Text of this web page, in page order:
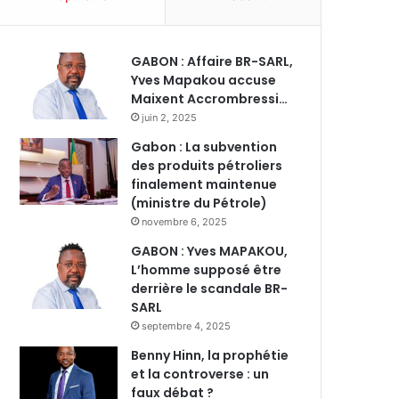
GABON : Affaire BR-SARL,
Yves Mapakou accuse
Maixent Accrombressi…
juin 2, 2025
Gabon : La subvention
des produits pétroliers
finalement maintenue
(ministre du Pétrole)
novembre 6, 2025
GABON : Yves MAPAKOU,
L’homme supposé être
derrière le scandale BR-
SARL
septembre 4, 2025
Benny Hinn, la prophétie
et la controverse : un
faux débat ?